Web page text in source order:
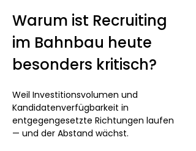
Warum ist Recruiting
im Bahnbau heute
besonders kritisch?
Weil Investitionsvolumen und
Kandidatenverfügbarkeit in
entgegengesetzte Richtungen laufen
— und der Abstand wächst.